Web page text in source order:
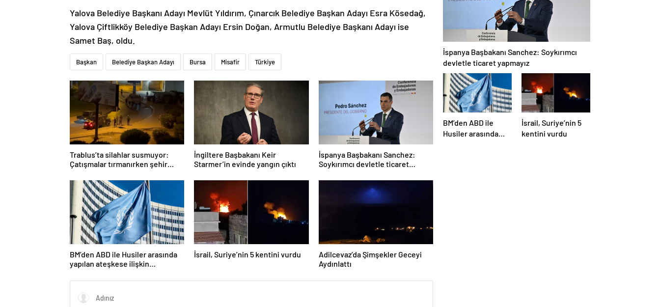
Yalova Belediye Başkanı Adayı Mevlüt Yıldırım, Çınarcık Belediye Başkan Adayı Esra Kösedağ,
Yalova Çiftlikköy Belediye Başkan Adayı Ersin Doğan, Armutlu Belediye Başkanı Adayı ise
Samet Baş, oldu.
Başkan Belediye Başkan Adayı Bursa Misafir Türkiye
Trablus’ta silahlar susmuyor:
Çatışmalar tırmanırken şehir
İngiltere Başbakanı Keir
Starmer’in evinde yangın çıktı
İspanya Başbakanı Sanchez:
Soykırımcı devletle ticaret
BM’den ABD ile Husiler arasında
yapılan ateşkese ilişkin
İsrail, Suriye’nin 5 kentini vurdu
Adilcevaz’da Şimşekler Geceyi
Aydınlattı
İspanya Başbakanı Sanchez: Soykırımcı
devletle ticaret yapmayız
BM’den ABD ile
Husiler arasında
İsrail, Suriye’nin 5
kentini vurdu